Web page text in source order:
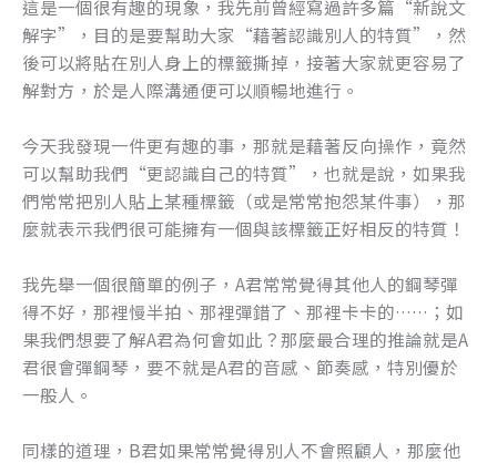
這是一個很有趣的現象，我先前曾經寫過許多篇“新說文
解字”，目的是要幫助大家“藉著認識別人的特質”，然
後可以將貼在別人身上的標籤撕掉，接著大家就更容易了
解對方，於是人際溝通便可以順暢地進行。
今天我發現一件更有趣的事，那就是藉著反向操作，竟然
可以幫助我們“更認識自己的特質”，也就是說，如果我
們常常把別人貼上某種標籤（或是常常抱怨某件事），那
麼就表示我們很可能擁有一個與該標籤正好相反的特質！
我先舉一個很簡單的例子，A君常常覺得其他人的鋼琴彈
得不好，那裡慢半拍、那裡彈錯了、那裡卡卡的……；如
果我們想要了解A君為何會如此？那麼最合理的推論就是A
君很會彈鋼琴，要不就是A君的音感、節奏感，特別優於
一般人。
同樣的道理，B君如果常常覺得別人不會照顧人，那麼他